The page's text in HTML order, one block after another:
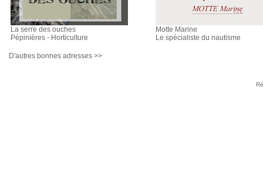
La serre des ouches
Pépinières - Horticulture
Motte Marine
Le spécialiste du nautisme
D'autres bonnes adresses >>